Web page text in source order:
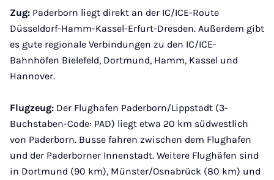
Zug: Paderborn liegt direkt an der IC/ICE-Route
Düsseldorf-Hamm-Kassel-Erfurt-Dresden. Außerdem gibt
es gute regionale Verbindungen zu den IC/ICE-
Bahnhöfen Bielefeld, Dortmund, Hamm, Kassel und
Hannover.
Flugzeug: Der Flughafen Paderborn/Lippstadt (3-
Buchstaben-Code: PAD) liegt etwa 20 km südwestlich
von Paderborn. Busse fahren zwischen dem Flughafen
und der Paderborner Innenstadt. Weitere Flughäfen sind
in Dortmund (90 km), Münster/Osnabrück (80 km) und